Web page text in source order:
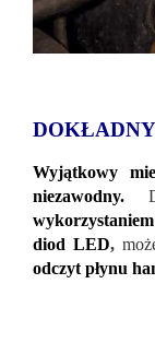
Wyjątkowy
niezawodny.
diod LED,
odczyt płynu